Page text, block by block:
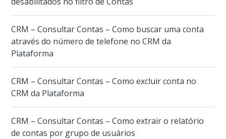
CRM – Consultar Contas – Como buscar uma conta
através do número de telefone no CRM da
Plataforma
CRM – Consultar Contas – Como excluir conta no
CRM da Plataforma
CRM – Consultar Contas – Como extrair o relatório
de contas por grupo de usuários